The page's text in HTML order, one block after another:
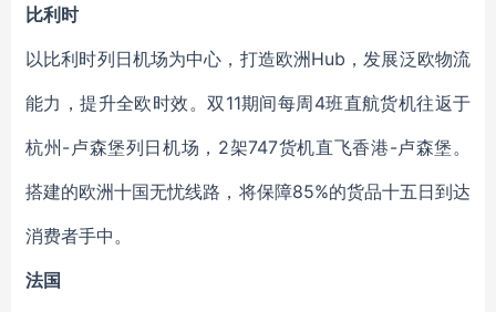
比利时
以比利时列日机场为中心，打造欧洲Hub，发展泛欧物流
能力，提升全欧时效。双11期间每周4班直航货机往返于
杭州-卢森堡列日机场，2架747货机直飞香港-卢森堡。
搭建的欧洲十国无忧线路，将保障85%的货品十五日到达
消费者手中。
法国